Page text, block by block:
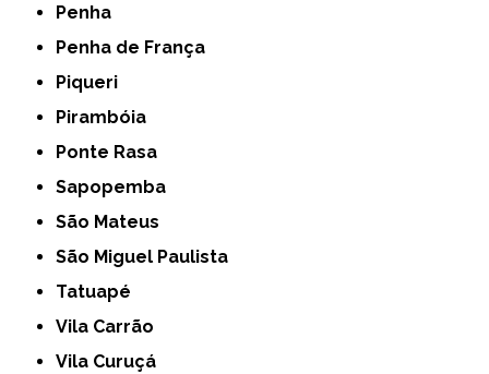
Penha
Penha de França
Piqueri
Pirambóia
Ponte Rasa
Sapopemba
São Mateus
São Miguel Paulista
Tatuapé
Vila Carrão
Vila Curuçá